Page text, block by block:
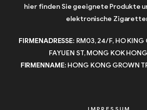
hier finden Sie geeignete Produkte
elektronische
FIRMENADRESSE: RM03, 24/F, HO KING
FAYUEN ST, MONG KOK
FIRMENNAME: HONG KONG GROWN